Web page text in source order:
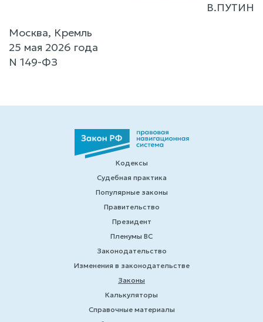
В.ПУТИН
Москва, Кремль
25 мая 2026 года
N 149-ФЗ
Кодексы
Судебная практика
Популярные законы
Правительство
Президент
Пленумы ВС
Законодательство
Изменения в законодательстве
Законы
Калькуляторы
Справочные материалы